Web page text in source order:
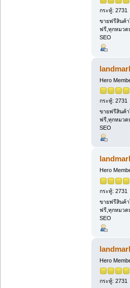
กระทู้: 2731
ขายฟรีสินค้า
ฟรี,ทุกหมวด
SEO
Hero
กระทู้: 2731
ขายฟรีสินค้า
ฟรี,ทุกหมวด
SEO
Hero
กระทู้: 2731
ขายฟรีสินค้า
ฟรี,ทุกหมวด
SEO
Hero
กระทู้: 2731